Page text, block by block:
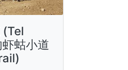
(Tel
蛄小道